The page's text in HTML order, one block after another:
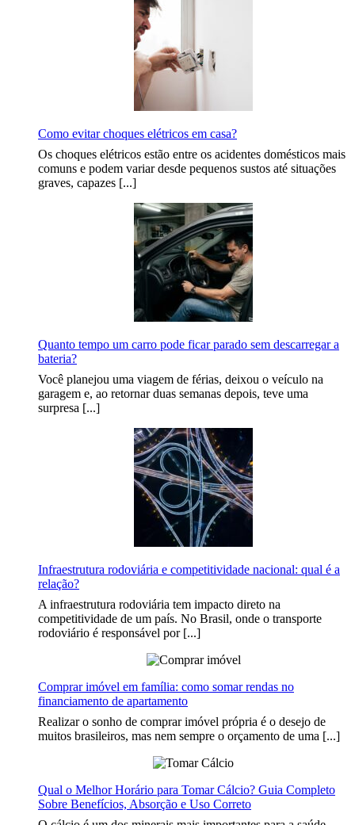
Como evitar choques elétricos em casa?
Os choques elétricos estão entre os acidentes domésticos mais
comuns e podem variar desde pequenos sustos até situações
graves, capazes [...]
Quanto tempo um carro pode ficar parado sem descarregar a
bateria?
Você planejou uma viagem de férias, deixou o veículo na
garagem e, ao retornar duas semanas depois, teve uma
surpresa [...]
Infraestrutura rodoviária e competitividade nacional: qual é a
relação?
A infraestrutura rodoviária tem impacto direto na
competitividade de um país. No Brasil, onde o transporte
rodoviário é responsável por [...]
Comprar imóvel em família: como somar rendas no
financiamento de apartamento
Realizar o sonho de comprar imóvel própria é o desejo de
muitos brasileiros, mas nem sempre o orçamento de uma [...]
Qual o Melhor Horário para Tomar Cálcio? Guia Completo
Sobre Benefícios, Absorção e Uso Correto